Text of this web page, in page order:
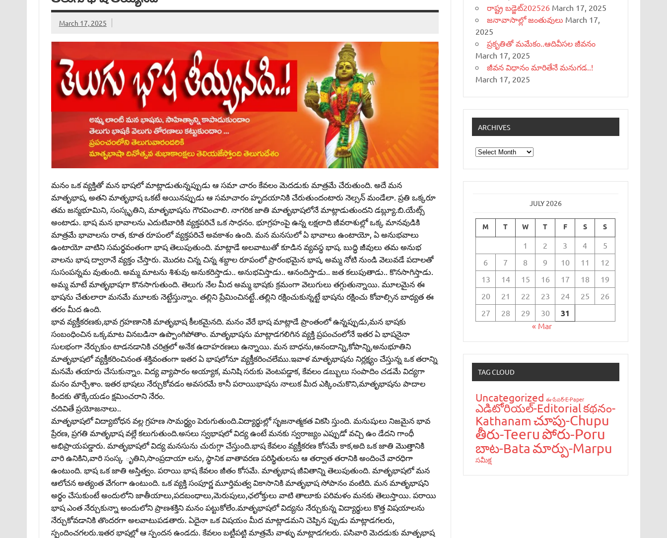
March 17, 2025
మనం ఒక వ్యక్తితో మన భాషలో మాట్లాడుతున్నప్పుడు ఆ సమా చారం కేవలం మెదడుకు మాత్రమే చేరుతుంది. అదే మన
మాతృభాష, అతని మాతృభాష ఒకటే అయినప్పుడు ఆ సమాచారం హృదయానికి చేరుతుందంటారు నెల్సన్‌ మండేలా. ప్రతి ఒక్కరూ
తమ జన్మభూమిని, సంస్కృతిని, మాతృభాషను గౌరవించాలి. నాగరిక జాతి మాతృభాషలోనే మాట్లాడుతుందని డబ్ల్యూ.బి.యేట్స్‌
అంటాడు. భాష మన భావాలను ఎదుటివారికి వ్యక్తపరిచే ఒక సాధనం. భూగ్రహంపై ఉన్న లక్షలాది జీవరాశుల్లో ఒక్క మానవుడికి
మాత్రమే భావాలను రాత, కూత రూపంలో వ్యక్తపరిచే అవకాశం ఉంది. మన మనసులో ఏ భావాలు ఉంటాయో, ఏ అనుభవాలు
ఉంటాయో వాటిని సమర్థవంతంగా భాష తెలుపుతుంది. మాట్లాడే అలవాటుతో కూడిన వ్యవస్థ భాష. బుద్ధి జీవులు తమ అనుభ
వాలను భాష ద్వారానే వ్యక్తం చేస్తారు. మొదట చిన్న చిన్న శబ్దాల రూపంలో ప్రారంభమైన భాష, అమ్మ నోటి నుండి వెలువడే పదాలతో
సుసంపన్నమ వుతుంది. అమ్మ మాటను శిశువు అనుకరిస్తాడు.. అనుభవిస్తాడు.. ఆనందిస్తాడు.. జత కలుపుతాడు.. కొనసాగిస్తాడు.
అమ్మ మాటే మాతృభాషగా కొనసాగుతుంది. తెలుగు నేల మీద అమ్మ భాషకు క్రమంగా వెలుగులు తగ్గుతున్నాయి. మూలమైన ఈ
భాషను చేతులారా మనమే మూలకు నెట్టేస్తున్నాం. తల్లిని ప్రేమించినట్టే..తల్లిని రక్షించుకున్నట్టే భాషను రక్షించు కోవాల్సిన బాధ్యత ఈ
తరం మీద ఉంది.
భావ వ్యక్తీకరణకు,భావ గ్రహణానికి మాతృభాష కీలకమైనది. మనం వేరే భాష మాట్లాడే ప్రాంతంలో ఉన్నప్పుడు,మన భాషకు
సంబంధించిన ఒక్కమాట వినబడినా ఉప్పొంగిపోతాం. మాతృభాషను మాట్లాడగలిగిన వ్యక్తి ప్రపంచంలోనే ఇతర ఏ భాషనైనా
సులభంగా నేర్చుకుం టాడనడానికి చరిత్రలో అనేక ఉదాహరణలు ఉన్నాయి. మన బాధను,ఆనందాన్ని,కోపాన్ని,అనుభూతిని
మాతృభాషలో వ్యక్తీకరించినంత శక్తివంతంగా ఇతర ఏ భాషలోనూ వ్యక్తీకరించలేము.ఇవాళ మాతృభాషను నిర్లక్ష్యం చేస్తున్న ఒక తరాన్ని
మనమే తయారు చేసుకున్నాం. విద్య వ్యాపారం అయ్యాక, మనిషి సరుకు వెంటపడ్డాక, కేవలం డబ్బులు సంపాదిం చడమే విద్యగా
మనం మార్చేశాం. ఇతర భాషలు నేర్చుకోవడం అవసరమే కానీ పరాయిభాషను నాలుక మీద ఎక్కించుకొని,మాతృభాషను పాదాల
కిందకు తొక్కేయడం క్షమించరాని నేరం.
చదివితే ప్రయోజనాలు..
మాతృభాషలో విద్యాబోధన వల్ల గ్రహణ సామర్థ్యం పెరుగుతుంది.విద్యార్థుల్లో సృజనాత్మకత వికసి స్తుంది. మనుషులు నిజమైన భావ
ప్రేరణ, ప్రగతి మాతృభాష వల్లే కలుగుతుంది.అసలు స్వభాషలో విద్య ఉంటే మనకు స్వరాజ్యం ఎప్పుడో వచ్చి ఉం డేదని గాంధీ
అభిప్రాయపడ్డారు. మాతృభాషలో విద్య మనసును చురుగ్గా చేస్తుంది.భాష కేవలం వ్యక్తీకరణ కోసమే కాక,అది ఒక జాతి మొత్తానికి
వారి ఉనికిని,వారి సంస్క ృతిని,సాంప్రదాయా లను, స్థానిక వాతావరణ పరిస్థితులను ఆ తర్వాత తరానికి అందించే వారధిగా
ఉంటుంది. భాష ఒక జాతి అస్తిత్వం. పరాయి భాష కేవలం జీతం కోసమే. మాతృభాష జీవితాన్ని తెలుపుతుంది. మాతృభాషలో మన
ఆలోచన అత్యంత వేగంగా ఉంటుంది. ఒక వ్యక్తి సంపూర్ణ మూర్తిమత్వ వికాసానికి మాతృభాష సోపానం వంటిది. మన మాతృభాషని
అర్థం చేసుకుంటే అందులోని జాతీయాలు,పదబంధాలు,మెరుపులు,ఛలోక్తులు వాటి తాలూకు పరిమళం మనకు తెలుస్తాయి. పరాయి
భాష ఎంత నేర్చుకున్నా అందులోని ప్రాణశక్తిని మనం పట్టుకోలేం.మాతృభాషలో విద్యను నేర్చుకున్న విద్యార్థులు కొత్త విషయాలను
నేర్చుకోవడానికి తొందరగా అలవాటుపడతారు. ఏదైనా ఒక విషయం మీద మాట్లాడమని చెప్పిన ప్పుడు మాట్లాడగలరు,
స్పందించగలరు.ఇతర భాషల్లో ఆ స్పందన ఉండదు. కేవలం బట్టీపట్టి మాత్రమే వాళ్ళు మాట్లాడగలరు. పసివారి మెదడుకు మాతృభాష
రాష్ట్ర బడ్జెట్‌202526 March 17, 2025
జనావాసాల్లో జంతువులు March 17,
2025
ప్రకృతితో మమేకం..ఆదివీసల జీవనం
March 17, 2025
జీవన విధానం మారితేనే మనుగడ..!
March 17, 2025
ARCHIVES
Archives
JULY 2026
M T W T F S S
1 2 3 4
5
6
7 8 9 10 11
12
13
14 15 16 17 18
19
20
21 22 23 24 25
26
27
28 29 30 31
« Mar
TAG CLOUD
Uncategorized ఈ-పేప‌ర్-E-Paper
ఎడిటోరియ‌ల్-Editorialక‌థ‌నం-
Kathanam చూపు-Chupu
తీరు-Teeruపోరు-Poru
బాట‌-Bata మార్పు-Marpu
స‌మీక్ష‌